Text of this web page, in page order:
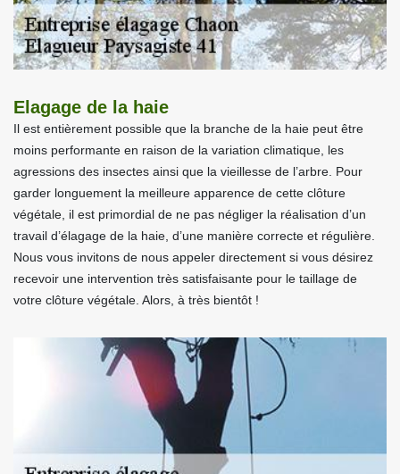
Elagage de la haie
Il est entièrement possible que la branche de la haie peut être
moins performante en raison de la variation climatique, les
agressions des insectes ainsi que la vieillesse de l’arbre. Pour
garder longuement la meilleure apparence de cette clôture
végétale, il est primordial de ne pas négliger la réalisation d’un
travail d’élagage de la haie, d’une manière correcte et régulière.
Nous vous invitons de nous appeler directement si vous désirez
recevoir une intervention très satisfaisante pour le taillage de
votre clôture végétale. Alors, à très bientôt !